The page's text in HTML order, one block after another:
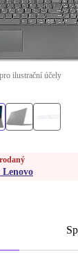
ilustrační účely
Lenovo